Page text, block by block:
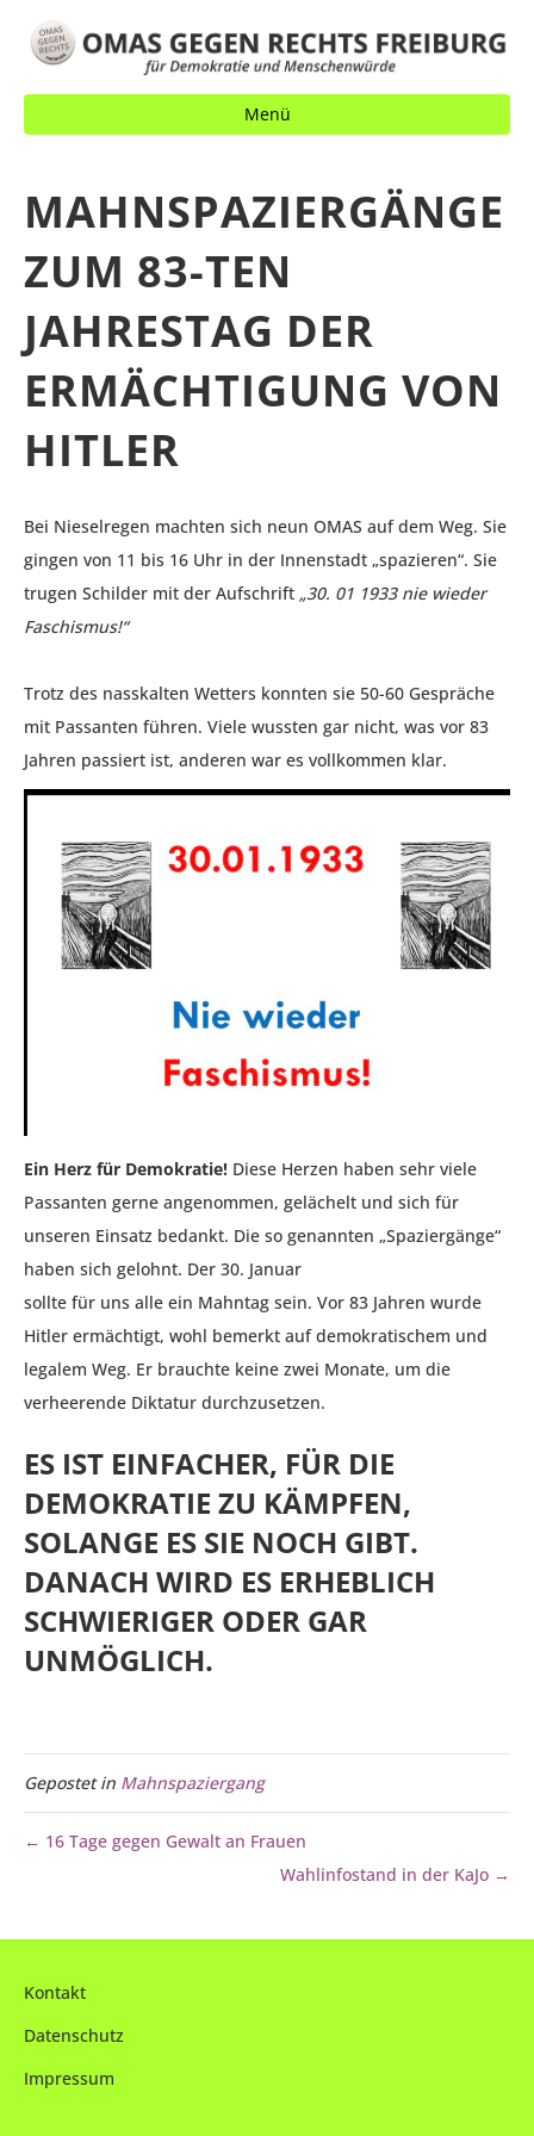
Menü
MAHNSPAZIERGÄNGE
ZUM 83-TEN
JAHRESTAG DER
ERMÄCHTIGUNG VON
HITLER
Bei Nieselregen machten sich neun OMAS auf dem Weg. Sie
gingen von 11 bis 16 Uhr in der Innenstadt „spazieren“. Sie
trugen Schilder mit der Aufschrift „30. 01 1933 nie wieder
Faschismus!“
Trotz des nasskalten Wetters konnten sie 50-60 Gespräche
mit Passanten führen. Viele wussten gar nicht, was vor 83
Jahren passiert ist, anderen war es vollkommen klar.
Ein Herz für Demokratie! Diese Herzen haben sehr viele
Passanten gerne angenommen, gelächelt und sich für
unseren Einsatz bedankt. Die so genannten „Spaziergänge“
haben sich gelohnt. Der 30. Januar
sollte für uns alle ein Mahntag sein. Vor 83 Jahren wurde
Hitler ermächtigt, wohl bemerkt auf demokratischem und
legalem Weg. Er brauchte keine zwei Monate, um die
verheerende Diktatur durchzusetzen.
ES IST EINFACHER, FÜR DIE
DEMOKRATIE ZU KÄMPFEN,
SOLANGE ES SIE NOCH GIBT.
DANACH WIRD ES ERHEBLICH
SCHWIERIGER ODER GAR
UNMÖGLICH.
Gepostet in Mahnspaziergang
← 16 Tage gegen Gewalt an Frauen
Wahlinfostand in der KaJo →
Kontakt
Datenschutz
Impressum